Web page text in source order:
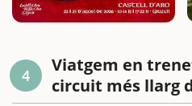
4
Viatgem en
circuit més llarg